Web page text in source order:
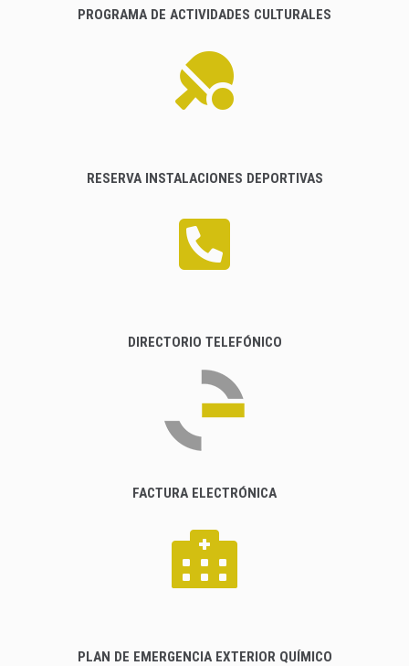
PROGRAMA DE ACTIVIDADES CULTURALES
RESERVA INSTALACIONES DEPORTIVAS
DIRECTORIO TELEFÓNICO
FACTURA ELECTRÓNICA
PLAN DE EMERGENCIA EXTERIOR QUÍMICO